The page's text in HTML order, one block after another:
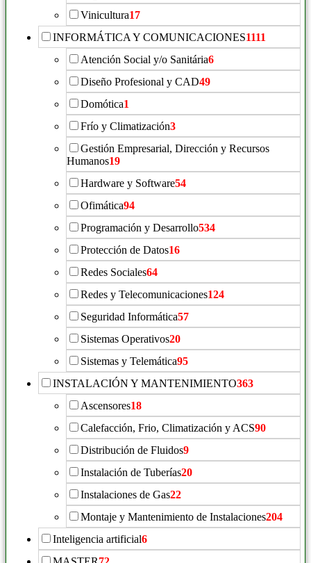
Vinicultura17
INFORMÁTICA Y COMUNICACIONES1111
Atención Social y/o Sanitária6
Diseño Profesional y CAD49
Domótica1
Frío y Climatización3
Gestión Empresarial, Dirección y Recursos
Humanos19
Hardware y Software54
Ofimática94
Programación y Desarrollo534
Protección de Datos16
Redes Sociales64
Redes y Telecomunicaciones124
Seguridad Informática57
Sistemas Operativos20
Sistemas y Telemática95
INSTALACIÓN Y MANTENIMIENTO363
Ascensores18
Calefacción, Frio, Climatización y ACS90
Distribución de Fluidos9
Instalación de Tuberías20
Instalaciones de Gas22
Montaje y Mantenimiento de Instalaciones204
Inteligencia artificial6